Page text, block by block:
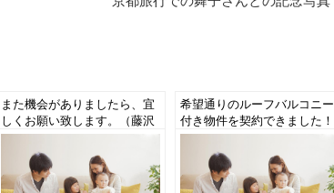
また機会がありましたら、宜
しくお願い致します。（藤沢
市E様 中古マンションご売
希望通りのルーフバルコニー
付き物件を契約できました！
（藤沢市O様 中古マンショ
ンご成約）